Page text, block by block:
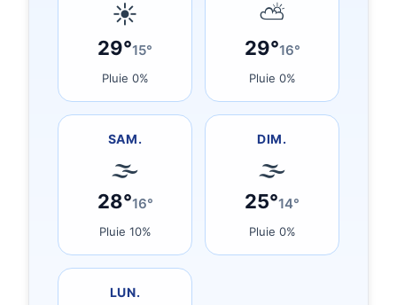
☀
29°15°
Pluie 0%
⛅
29°16°
Pluie 0%
SAM.
🌫
28°16°
Pluie 10%
DIM.
🌫
25°14°
Pluie 0%
LUN.